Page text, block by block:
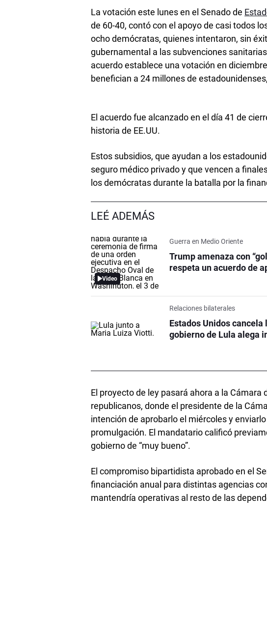
La votación este lunes en el Senado de
de 60-40, contó con el apoyo de casi todos
ocho demócratas, quienes intentaron, sin
gubernamental a las subvenciones
acuerdo establece una votación en
benefician a 24 millones de
El acuerdo fue alcanzado en el día 41 de
historia de EE.UU.
Estos subsidios, que ayudan a los
seguro médico privado y que vencen a
los demócratas durante la batalla por la
LEÉ ADEMÁS
Video
Guerra en Medio Oriente
Trump amenaza con
respeta un acuerdo de
Relaciones bilaterales
Estados Unidos
gobierno de Lula alega
El proyecto de ley pasará ahora a la
republicanos, donde el presidente de la
intención de aprobarlo el miércoles y
promulgación. El mandatario calificó
gobierno de “muy bueno”.
El compromiso bipartidista aprobado en el
financiación anual para distintas agencias
mantendría operativas al resto de las